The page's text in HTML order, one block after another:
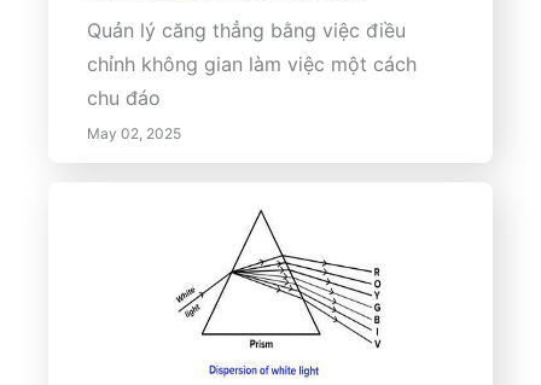
Quản lý căng thẳng bằng việc điều
chỉnh không gian làm việc một cách
chu đáo
May 02, 2025